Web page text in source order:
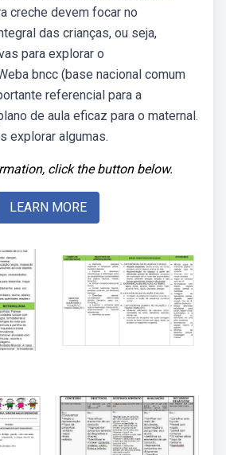
creche devem focar no
das crianças, ou seja,
para explorar o
bncc (base nacional comum
referencial para a
de aula eficaz para o maternal.
explorar algumas.
click the button below.
LEARN MORE